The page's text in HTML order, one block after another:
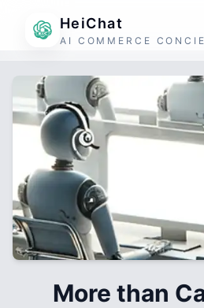
HeiChat
AI COMMERCE
More than